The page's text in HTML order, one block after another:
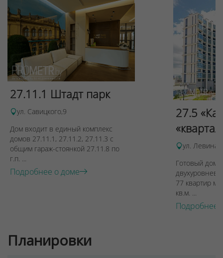
27.11.1 Штадт парк
ул. Савицкого,9
Дом входит в единый комплекс
домов 27.11.1, 27.11.2, 27.11.3 с
общим гараж-стоянкой 27.11.8 по
г.п. ...
Подробнее о доме
27.5
ул. Левина,
Готовый дом
77 квартир
кв.м. ...
Подробнее
Планировки
Для обеспечения удобства пользователей сайта
используются cookies